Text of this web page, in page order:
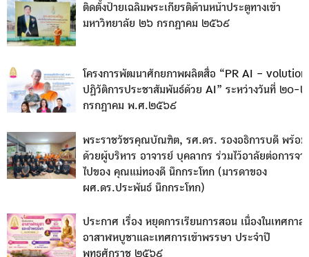
ติดตั้งป้ายเฉลิมพระเกียรติด้านหน้าประตูทางเข้า
มหาวิทยาลัย ๒๖ กรกฎาคม ๒๕๖๙
โครงการพัฒนาศักยภาพผลิตสื่อ “PR AI – volution
ปฏิวัติการประชาสัมพันธ์ด้วย AI” ระหว่างวันที่ ๒๐-
กรกฎาคม พ.ศ.๒๕๖๙
พระราชวัชรคุณบัณฑิต, รศ.ดร. รองอธิการบดี พร้อม
ด้วยผู้บริหาร อาจารย์ บุคลากร ร่วมไว้อาลัยต่อการจา
ไปของ คุณแม่ทองดี นึกกระโทก (มารดาของ
ผศ.ดร.ประพันธ์ นึกกระโทก)
ประกาศ เรื่อง หยุดการเรียนการสอน เนื่องในเทศกาล
อาสาฬหบูชาและเทศการเข้าพรรษา ประจำปี
พุทธศักราช ๒๕๖๙